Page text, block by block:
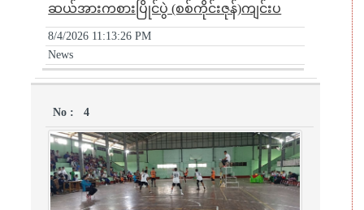
ဆယ်အားကစားပြိုင်ပွဲ (စစ်ကိုင်းဇုန်)ကျင်းပ
8/4/2026 11:13:26 PM
News
4